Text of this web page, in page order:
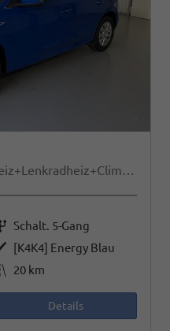
Selection 95PS GV4+Sitzheiz+Lenkradheiz+Climatronic+Sunset+AppConnect+PDC
Getriebe Schalt. 5-Gang
Außenfarbe
[K4K4] Energy Blau
Kilometerstand 20 km
Details